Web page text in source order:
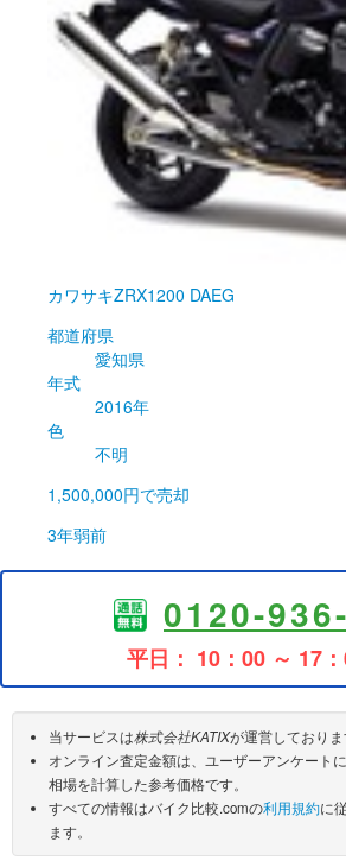
カワサキZRX1200 DAEG
都道府県
愛知県
年式
2016年
色
不明
1,500,000円で売却
3年弱前
0120-
平日： 10：00 ～ 17
当サービスは株式会社KATIXが運営しておりま
オンライン査定金額は、ユーザーアンケート
相場を計算した参考価格です。
すべての情報はバイク比較.comの利用規約に
ます。